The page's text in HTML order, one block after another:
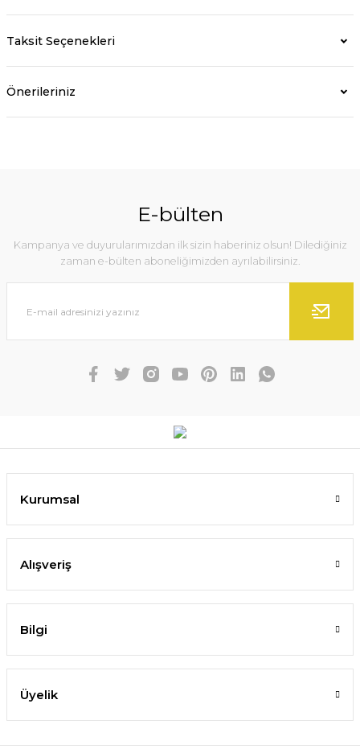
Taksit Seçenekleri
Önerileriniz
E-bülten
Kampanya ve duyurularımızdan ilk sizin haberiniz olsun! Dilediğiniz
zaman e-bülten aboneliğimizden ayrılabilirsiniz.
Kurumsal
Alışveriş
Bilgi
Üyelik